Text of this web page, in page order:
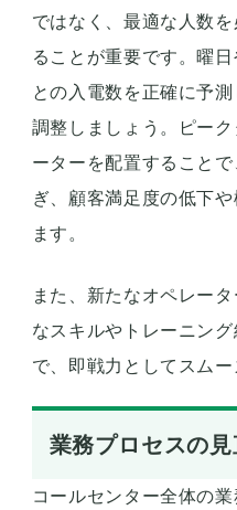
ではなく、最適な人数
ることが重要です。曜
との入電数を正確に予
調整しましょう。ピー
ーターを配置すること
ぎ、顧客満足度の低下
ます。
また、新たなオペレー
なスキルやトレーニン
で、即戦力としてスム
業務プロセスの見
コールセンター全体の